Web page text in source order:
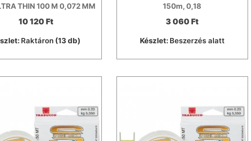
THIN 100 M 0,072 MM
10 120 Ft
Raktáron (13 db)
150m, 0,18
3 060 Ft
Készlet: Beszerzés alatt